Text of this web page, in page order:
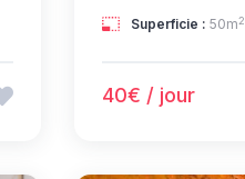
Superficie : 50m2
40€ / jour